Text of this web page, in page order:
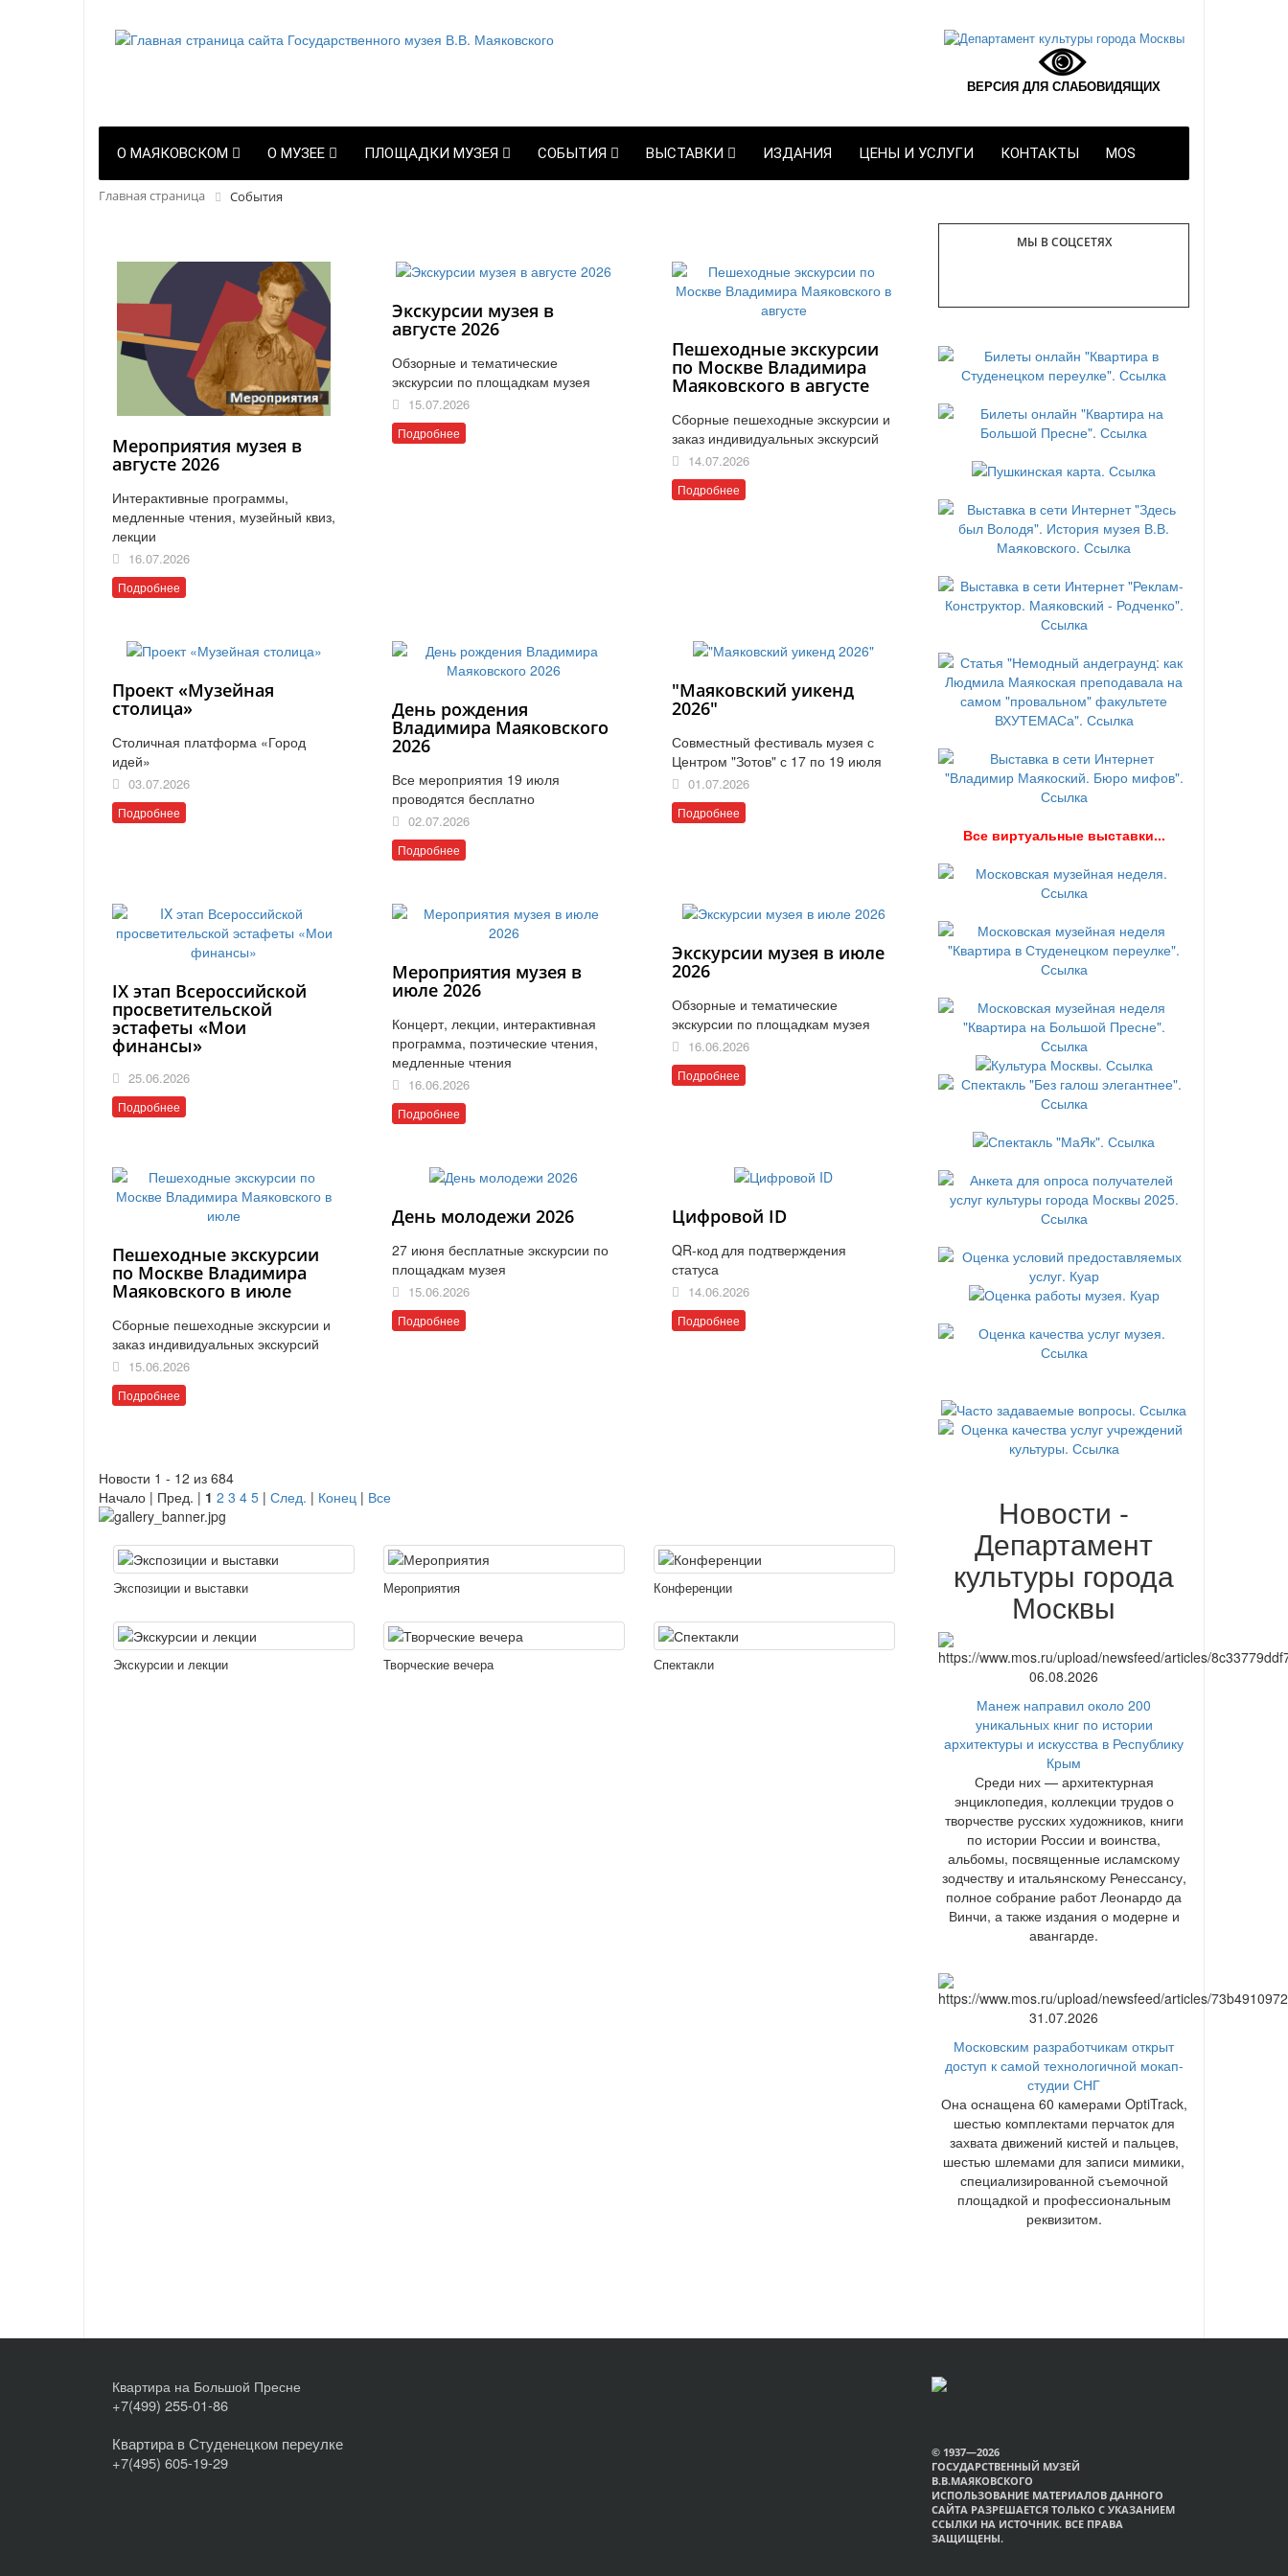
ВЕРСИЯ ДЛЯ СЛАБОВИДЯЩИХ
О МАЯКОВСКОМ О МУЗЕЕ ПЛОЩАДКИ МУЗЕЯ СОБЫТИЯ ВЫСТАВКИ ИЗДАНИЯ ЦЕНЫ И УСЛУГИ КОНТАКТЫ MOS
Главная страница События
Мероприятия музея в
августе 2026
Интерактивные программы,
медленные чтения, музейный квиз,
лекции
16.07.2026
Подробнее
Экскурсии музея в
августе 2026
Обзорные и тематические
экскурсии по площадкам музея
15.07.2026
Подробнее
Пешеходные экскурсии
по Москве Владимира
Маяковского в августе
Сборные пешеходные экскурсии и
заказ индивидуальных экскурсий
14.07.2026
Подробнее
Проект «Музейная
столица»
Столичная платформа «Город
идей»
03.07.2026
Подробнее
День рождения
Владимира Маяковского
2026
Все мероприятия 19 июля
проводятся бесплатно
02.07.2026
Подробнее
"Маяковский уикенд
2026"
Совместный фестиваль музея с
Центром "Зотов" с 17 по 19 июля
01.07.2026
Подробнее
IX этап Всероссийской
просветительской
эстафеты «Мои
финансы»
25.06.2026
Подробнее
Мероприятия музея в
июле 2026
Концерт, лекции, интерактивная
программа, поэтические чтения,
медленные чтения
16.06.2026
Подробнее
Экскурсии музея в июле
2026
Обзорные и тематические
экскурсии по площадкам музея
16.06.2026
Подробнее
Пешеходные экскурсии
по Москве Владимира
Маяковского в июле
Сборные пешеходные экскурсии и
заказ индивидуальных экскурсий
15.06.2026
Подробнее
День молодежи 2026
27 июня бесплатные экскурсии по
площадкам музея
15.06.2026
Подробнее
Цифровой ID
QR-код для подтверждения
статуса
14.06.2026
Подробнее
Новости 1 - 12 из 684
Начало | Пред. | 1 2 3 4 5 | След. | Конец | Все
Экспозиции и выставки Мероприятия Конференции
Экскурсии и лекции Творческие вечера Спектакли
МЫ В СОЦСЕТЯХ
Все виртуальные выставки...
Новости -
Департамент
культуры города
Москвы
06.08.2026
Манеж направил около 200
уникальных книг по истории
архитектуры и искусства в Республику
Крым
Среди них — архитектурная
энциклопедия, коллекции трудов о
творчестве русских художников, книги
по истории России и воинства,
альбомы, посвященные исламскому
зодчеству и итальянскому Ренессансу,
полное собрание работ Леонардо да
Винчи, а также издания о модерне и
авангарде.
31.07.2026
Московским разработчикам открыт
доступ к самой технологичной мокап-
студии СНГ
Она оснащена 60 камерами OptiTrack,
шестью комплектами перчаток для
захвата движений кистей и пальцев,
шестью шлемами для записи мимики,
специализированной съемочной
площадкой и профессиональным
реквизитом.
© 1937—2026
ГОСУДАРСТВЕННЫЙ МУЗЕЙ
В.В.МАЯКОВСКОГО
ИСПОЛЬЗОВАНИЕ МАТЕРИАЛОВ ДАННОГО
САЙТА РАЗРЕШАЕТСЯ ТОЛЬКО С УКАЗАНИЕМ
ССЫЛКИ НА ИСТОЧНИК. ВСЕ ПРАВА
ЗАЩИЩЕНЫ.
Квартира на Большой Пресне
+7(499) 255-01-86
Квартира в Студенецком переулке
+7(495) 605-19-29